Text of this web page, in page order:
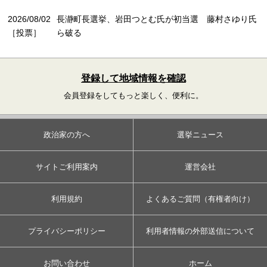
2026/08/02
［投票］
長瀞町長選挙、岩田つとむ氏が初当選 藤村さゆり氏
ら破る
登録して地域情報を確認
会員登録をしてもっと楽しく、便利に。
政治家の方へ 選挙ニュース
サイトご利用案内 運営会社
利用規約 よくあるご質問（有権者向け）
プライバシーポリシー 利用者情報の外部送信について
お問い合わせ ホーム